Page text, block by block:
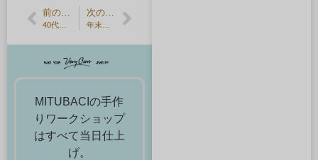
前の記事 次の記事
MITUBACIの手作
りワークショップ
はすべて当日仕上
げ。